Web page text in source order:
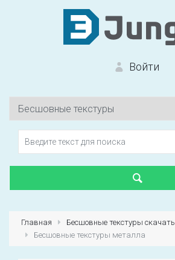
Войти
Вход на сайт
Первый раз?
Главная
Бесшовные текстуры скачать
Бесшовные текстуры металла